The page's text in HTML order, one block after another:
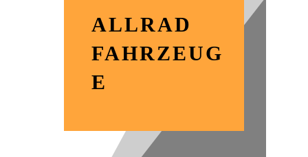
ALLRAD
FAHRZEUG
E